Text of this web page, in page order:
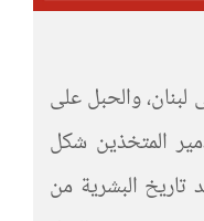
لبنان، والحبل على
المتخذين شكل
تاريخ البشرية من